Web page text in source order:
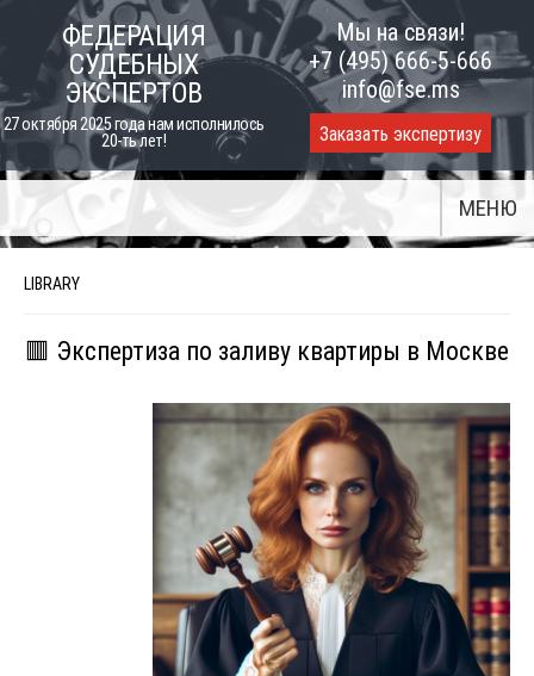
content
ФЕДЕРАЦИЯ
СУДЕБНЫХ
ЭКСПЕРТОВ
27 октября 2025 года нам исполнилось
20-ть лет!
Мы на связи!
+7 (495) 666-5-666
info@fse.ms
Заказать экспертизу
МЕНЮ
LIBRARY
🟥 Экспертиза по заливу квартиры в Москве